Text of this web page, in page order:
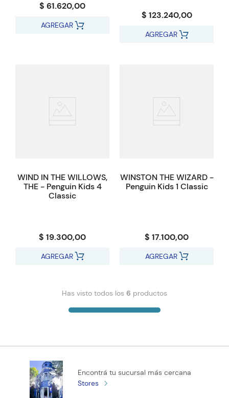
$ 61.620,00
AGREGAR
$ 123.240,00
AGREGAR
WIND IN THE WILLOWS,
THE - Penguin Kids 4
Classic
$ 19.300,00
AGREGAR
WINSTON THE WIZARD -
Penguin Kids 1 Classic
$ 17.100,00
AGREGAR
Has visto todos los 6 productos
Encontrá tu sucursal más cercana
Stores